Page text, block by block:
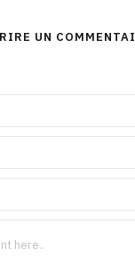
UN